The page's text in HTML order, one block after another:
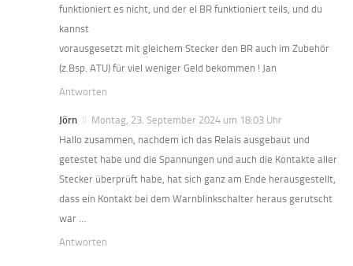
funktioniert es nicht, und der el BR funktioniert teils, und du
kannst
vorausgesetzt mit gleichem Stecker den BR auch im Zubehör
(z.Bsp. ATU) für viel weniger Geld bekommen ! Jan
Antworten
Jörn
Montag, 23. September 2024 um 18:03 Uhr
Hallo zusammen, nachdem ich das Relais ausgebaut und
getestet habe und die Spannungen und auch die Kontakte aller
Stecker überprüft habe, hat sich ganz am Ende herausgestellt,
dass ein Kontakt bei dem Warnblinkschalter heraus gerutscht
war …
Antworten